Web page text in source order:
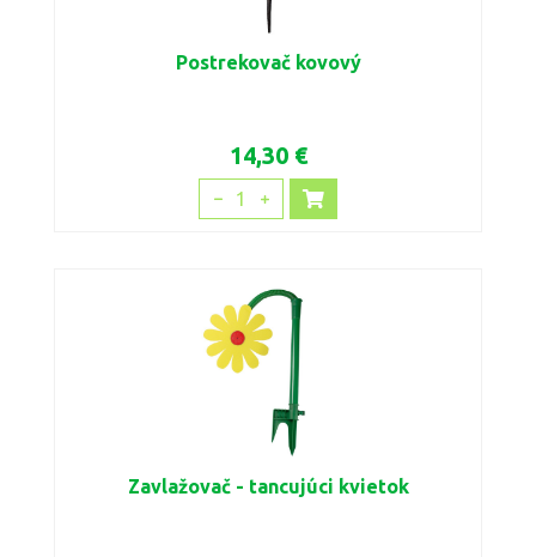
Postrekovač kovový
14,30 €
1
Zavlažovač - tancujúci kvietok